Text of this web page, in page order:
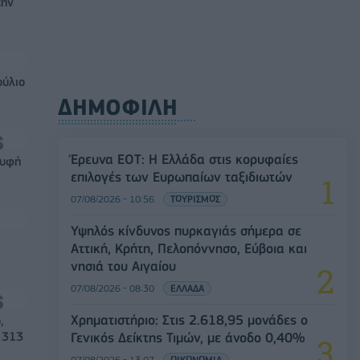
ΔΗΜΟΦΙΛΗ
Έρευνα ΕΟΤ: Η Ελλάδα στις κορυφαίες
επιλογές των Ευρωπαίων ταξιδιωτών
07/08/2026 - 10:56 ΤΟΥΡΙΣΜΟΣ
Υψηλός κίνδυνος πυρκαγιάς σήμερα σε
Αττική, Κρήτη, Πελοπόννησο, Εύβοια και
νησιά του Αιγαίου
07/08/2026 - 08:30 ΕΛΛΑΔΑ
Χρηματιστήριο: Στις 2.618,95 μονάδες ο
Γενικός Δείκτης Τιμών, με άνοδο 0,40%